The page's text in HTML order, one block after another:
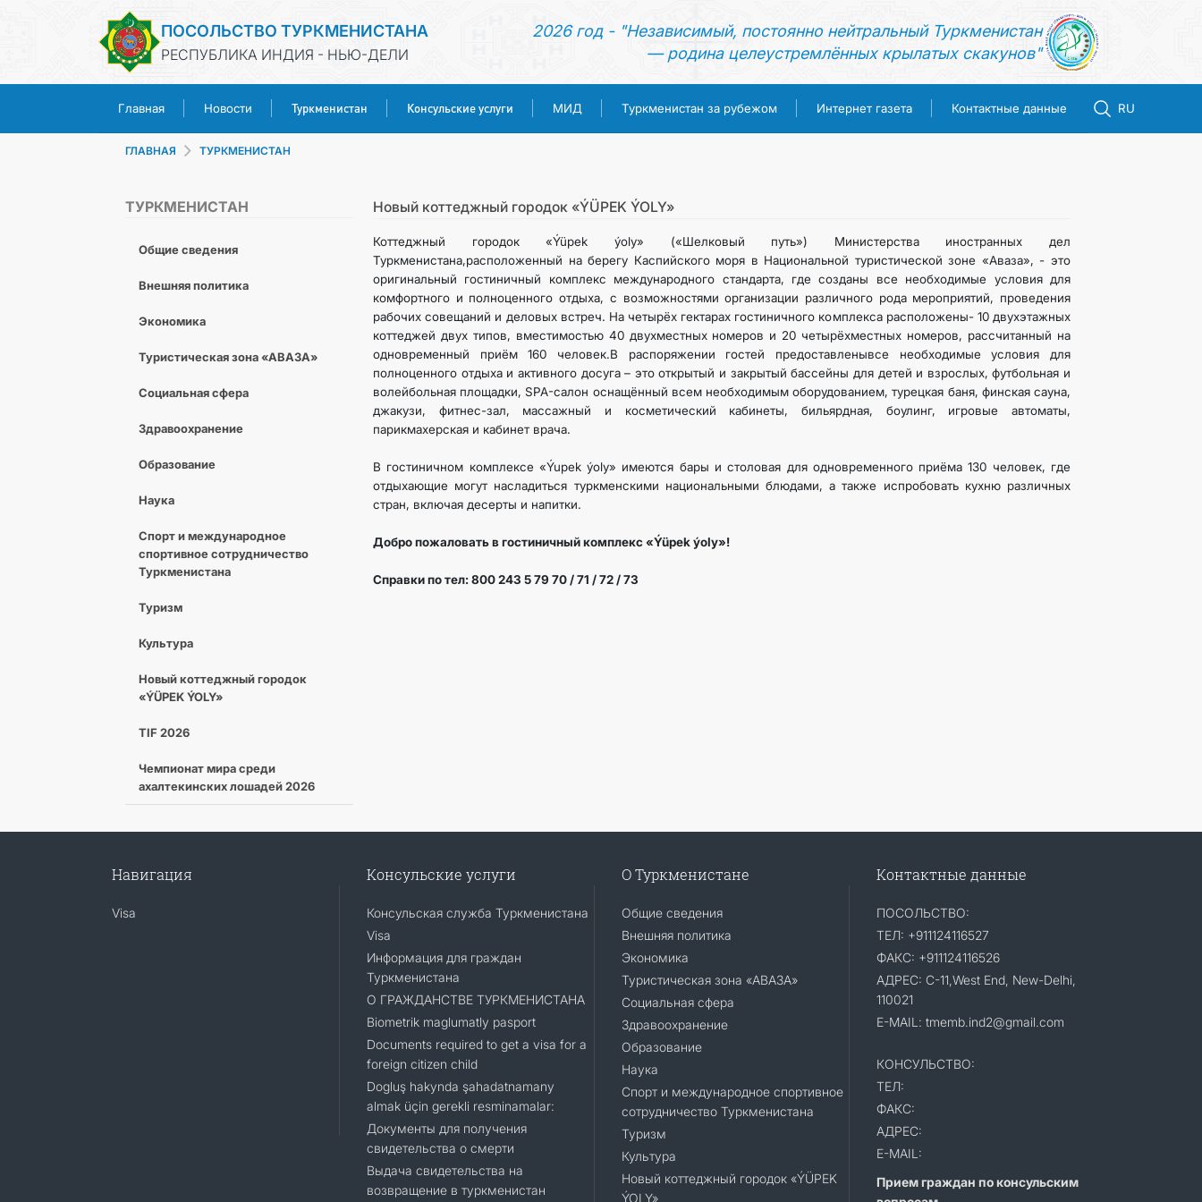
ПОСОЛЬСТВО ТУРКМЕНИСТАНА
РЕСПУБЛИКА ИНДИЯ - НЬЮ-ДЕЛИ
2026 год - "Независимый, постоянно нейтральный Туркменистан
— родина целеустремлённых крылатых скакунов"
Главная Новости Туркменистан Консульские услуги МИД Туркменистан за рубежом Интернет газета Контактные данные RU
НОВОСТИ
ТУРКМЕНИСТАН
КОНСУЛЬСКИЕ УСЛУГИ
МИД
ТУРКМЕНИСТАН ЗА РУБЕЖОМ
КОНТАКТНЫЕ ДАННЫЕ
ГЛАВНАЯ ТУРКМЕНИСТАН
ТУРКМЕНИСТАН
Общие сведения
Внешняя политика
Экономика
Туристическая зона «АВАЗА»
Социальная сфера
Здравоохранение
Образование
Наука
Спорт и международное
спортивное сотрудничество
Туркменистана
Туризм
Культура
Новый коттеджный городок
«ÝÜPEK ÝOLY»
TIF 2026
Чемпионат мира среди
ахалтекинских лошадей 2026
Новый коттеджный городок «ÝÜPEK ÝOLY»
Коттеджный городок «Ýüpek ýoly» («Шелковый путь») Министерства иностранных дел
Туркменистана,расположенный на берегу Каспийского моря в Национальной туристической зоне «Аваза», - это
оригинальный гостиничный комплекс международного стандарта, где созданы все необходимые условия для
комфортного и полноценного отдыха, с возможностями организации различного рода мероприятий, проведения
рабочих совещаний и деловых встреч. На четырёх гектарах гостиничного комплекса расположены- 10 двухэтажных
коттеджей двух типов, вместимостью 40 двухместных номеров и 20 четырёхместных номеров, рассчитанный на
одновременный приём 160 человек.В распоряжении гостей предоставленывсе необходимые условия для
полноценного отдыха и активного досуга – это открытый и закрытый бассейны для детей и взрослых, футбольная и
волейбольная площадки, SPA-салон оснащённый всем необходимым оборудованием, турецкая баня, финская сауна,
джакузи, фитнес-зал, массажный и косметический кабинеты, бильярдная, боулинг, игровые автоматы,
парикмахерская и кабинет врача.
В гостиничном комплексе «Ýupek ýoly» имеются бары и столовая для одновременного приёма 130 человек, где
отдыхающие могут насладиться туркменскими национальными блюдами, а также испробовать кухню различных
стран, включая десерты и напитки.
Добро пожаловать в гостиничный комплекс «Ýüpek ýoly»!
Справки по тел: 800 243 5 79 70 / 71 / 72 / 73
Навигация
Visa
Консульские услуги
Консульская служба Туркменистана
Visa
Информация для граждан
Туркменистана
О ГРАЖДАНСТВЕ ТУРКМЕНИСТАНА
Biometrik maglumatly pasport
Documents required to get a visa for a
foreign citizen child
Dogluş hakynda şahadatnamany
almak üçin gerekli resminamalar:
Документы для получения
свидетельства о смерти
Выдача свидетельства на
возвращение в туркменистан
О Туркменистане
Общие сведения
Внешняя политика
Экономика
Туристическая зона «АВАЗА»
Социальная сфера
Здравоохранение
Образование
Наука
Спорт и международное спортивное
сотрудничество Туркменистана
Туризм
Культура
Новый коттеджный городок «ÝÜPEK
ÝOLY»
Контактные данные
ПОСОЛЬСТВО:
ТЕЛ: +911124116527
ФАКС: +911124116526
АДРЕС: C-11,West End, New-Delhi,
110021
E-MAIL: tmemb.ind2@gmail.com
КОНСУЛЬСТВО:
ТЕЛ:
ФАКС:
АДРЕС:
E-MAIL:
Прием граждан по консульским